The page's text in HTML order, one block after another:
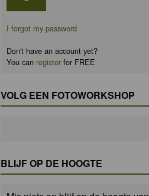
I forgot my password
Don't have an account yet?
You can registerfor FREE
VOLG EEN FOTOWORKSHOP
BLIJF OP DE HOOGTE